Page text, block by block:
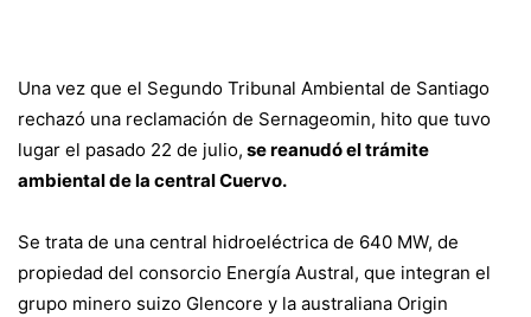
Una vez que el Segundo Tribunal Ambiental de Santiago
rechazó una reclamación de Sernageomin, hito que tuvo
lugar el pasado 22 de julio, se reanudó el trámite
ambiental de la central Cuervo.
Se trata de una central hidroeléctrica de 640 MW, de
propiedad del consorcio Energía Austral, que integran el
grupo minero suizo Glencore y la australiana Origin